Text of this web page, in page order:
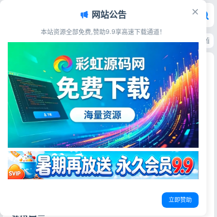
首页>源码资源>游戏娱乐>时空战场卡牌回合源码 Unity服务端Lua 带充值
时空战场卡牌回合源码 Unity服务端Lua 带充值可
直接运营
彩虹源码网
2026-06-10 25阅读
源码简介
时空战场卡牌回合手游源码，Unity客户端+Lua服务端完整架
构，含卡牌收集、回合战斗、角色养成、装备系统等核心玩
法，自带充值与后台管理，源码完整可用，上手简单，支持
网站公告
本站资源全部免费,赞助9.9享高速下载通道！
立即赞助